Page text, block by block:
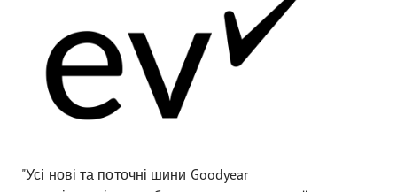
"Усі нові та поточні шини Goodyear